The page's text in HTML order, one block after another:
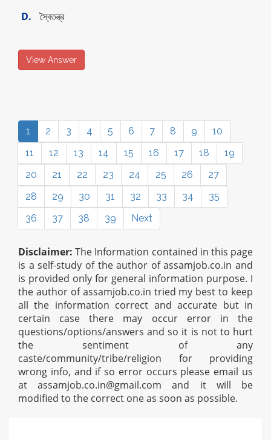
D. স্বৈতন্ত্র
View Answer
1 2 3 4 5 6 7 8 9
10
11
12 13 14 15 16 17 18
19
20
21 22 23 24 25 26
27
28
29 30 31 32 33 34
35
36
37 38 39 Next
Disclaimer: The Information contained in this page
is a self-study of the author of assamjob.co.in and
is provided only for general information purpose. I
the author of assamjob.co.in tried my best to keep
all the information correct and accurate but in
certain case there may occur error in the
questions/options/answers and so it is not to hurt
the sentiment of any
caste/community/tribe/religion for providing
wrong info, and if so error occurs please email us
atassamjob.co.in@gmail.com and it will be
modified to the correct one as soon as possible.